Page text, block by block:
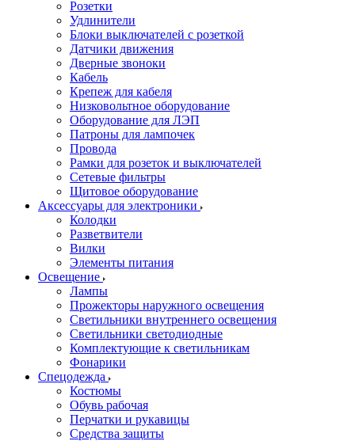
Розетки
Удлинители
Блоки выключателей с розеткой
Датчики движения
Дверные звоноки
Кабель
Крепеж для кабеля
Низковольтное оборудование
Оборудование для ЛЭП
Патроны для лампочек
Провода
Рамки для розеток и выключателей
Сетевые фильтры
Щитовое оборудование
Аксессуары для электроники
Колодки
Разветвители
Вилки
Элементы питания
Освещение
Лампы
Прожекторы наружного освещения
Светильники внутреннего освещения
Светильники светодиодные
Комплектующие к светильникам
Фонарики
Спецодежда
Костюмы
Обувь рабочая
Перчатки и рукавицы
Средства защиты